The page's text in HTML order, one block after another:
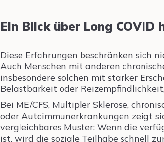
Ein Blick über Long COVID
Diese Erfahrungen beschränken sich
Auch Menschen mit anderen
insbesondere solchen mit starker
Belastbarkeit oder
Bei ME/CFS, Multipler Sklerose,
oder Autoimmunerkrankungen zeigt
vergleichbares Muster: Wenn die
ist, wird die soziale Teilhabe schnell